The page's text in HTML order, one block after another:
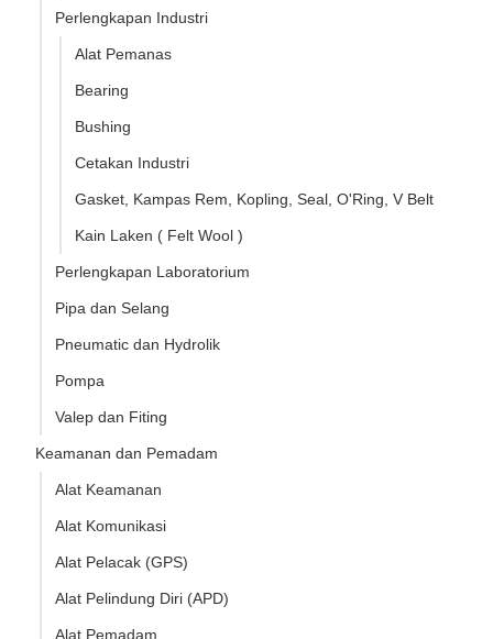
Perlengkapan Industri
Alat Pemanas
Bearing
Bushing
Cetakan Industri
Gasket, Kampas Rem, Kopling, Seal, O'Ring, V Belt
Kain Laken ( Felt Wool )
Perlengkapan Laboratorium
Pipa dan Selang
Pneumatic dan Hydrolik
Pompa
Valep dan Fiting
Keamanan dan Pemadam
Alat Keamanan
Alat Komunikasi
Alat Pelacak (GPS)
Alat Pelindung Diri (APD)
Alat Pemadam